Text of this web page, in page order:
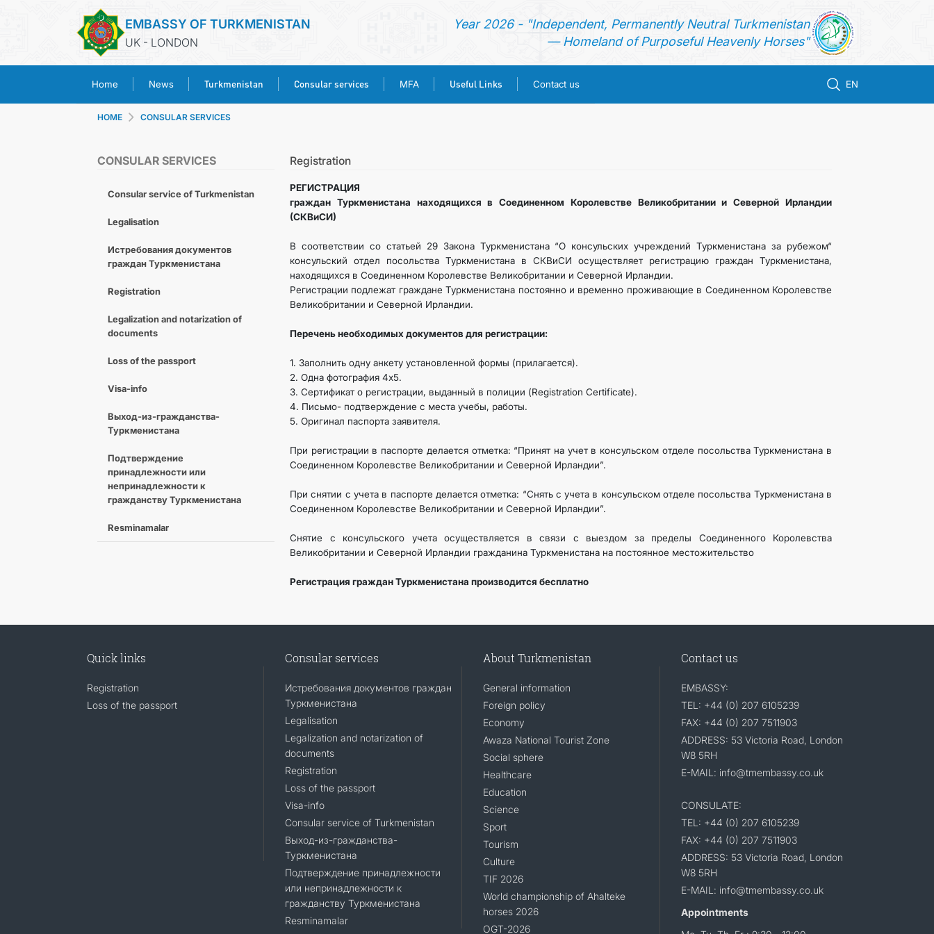
EMBASSY OF TURKMENISTAN
UK - LONDON
Year 2026 - "Independent, Permanently Neutral Turkmenistan
— Homeland of Purposeful Heavenly Horses"
Home News Turkmenistan Consular services MFA Useful Links Contact us EN
TURKMENISTAN
MFA
USEFUL LINKS
HOME CONSULAR SERVICES
CONSULAR SERVICES
Consular service of Turkmenistan
Legalisation
Истребования документов
граждан Туркменистана
Registration
Legalization and notarization of
documents
Loss of the passport
Visa-info
Выход-из-гражданства-
Туркменистана
Подтверждение
принадлежности или
непринадлежности к
гражданству Туркменистана
Resminamalar
Registration
РЕГИСТРАЦИЯ
граждан Туркменистана находящихся в Соединенном Королевстве Великобритании и Северной Ирландии
(СКВиСИ)
В соответствии со статьей 29 Закона Туркменистана “О консульских учреждений Туркменистана за рубежом“
консульский отдел посольства Туркменистана в СКВиСИ осуществляет регистрацию граждан Туркменистана,
находящихся в Соединенном Королевстве Великобритании и Северной Ирландии.
Регистрации подлежат граждане Туркменистана постоянно и временно проживающие в Соединенном Королевстве
Великобритании и Северной Ирландии.
Перечень необходимых документов для регистрации:
1. Заполнить одну анкету установленной формы (прилагается).
2. Одна фотография 4х5.
3. Сертификат о регистрации, выданный в полиции (Registration Certificate).
4. Письмо- подтверждение с места учебы, работы.
5. Оригинал паспорта заявителя.
При регистрации в паспорте делается отметка: “Принят на учет в консульском отделе посольства Туркменистана в
Соединенном Королевстве Великобритании и Северной Ирландии”.
При снятии с учета в паспорте делается отметка: “Снять с учета в консульском отделе посольства Туркменистана в
Соединенном Королевстве Великобритании и Северной Ирландии”.
Снятие с консульского учета осуществляется в связи с выездом за пределы Соединенного Королевства
Великобритании и Северной Ирландии гражданина Туркменистана на постоянное местожительство
Регистрация граждан Туркменистана производится бесплатно
Quick links
Registration
Loss of the passport
Consular services
Истребования документов граждан
Туркменистана
Legalisation
Legalization and notarization of
documents
Registration
Loss of the passport
Visa-info
Consular service of Turkmenistan
Выход-из-гражданства-
Туркменистана
Подтверждение принадлежности
или непринадлежности к
гражданству Туркменистана
Resminamalar
About Turkmenistan
General information
Foreign policy
Economy
Awaza National Tourist Zone
Social sphere
Healthcare
Education
Science
Sport
Tourism
Culture
TIF 2026
World championship of Ahalteke
horses 2026
OGT-2026
Contact us
EMBASSY:
TEL: +44 (0) 207 6105239
FAX: +44 (0) 207 7511903
ADDRESS: 53 Victoria Road, London
W8 5RH
E-MAIL: info@tmembassy.co.uk
CONSULATE:
TEL: +44 (0) 207 6105239
FAX: +44 (0) 207 7511903
ADDRESS: 53 Victoria Road, London
W8 5RH
E-MAIL: info@tmembassy.co.uk
Appointments